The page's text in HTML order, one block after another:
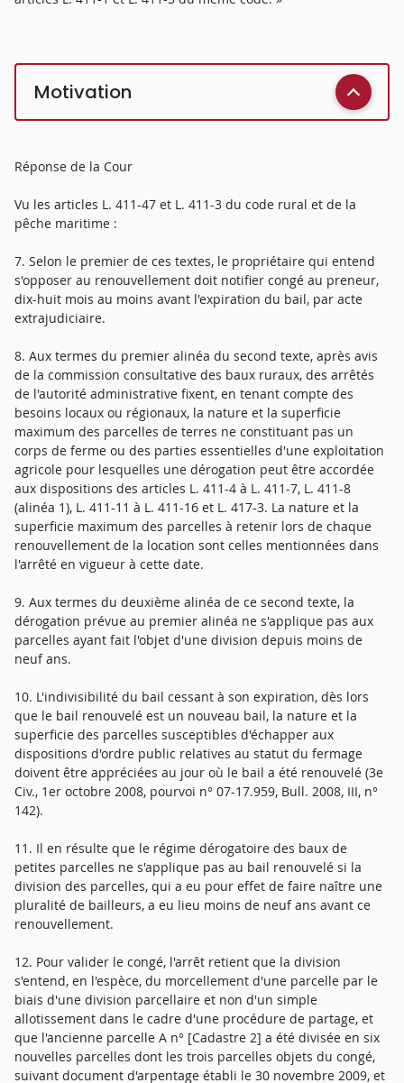
Motivation
Réponse de la Cour
Vu les articles L. 411-47 et L. 411-3 du code rural et de la
pêche maritime :
7. Selon le premier de ces textes, le propriétaire qui entend
s'opposer au renouvellement doit notifier congé au preneur,
dix-huit mois au moins avant l'expiration du bail, par acte
extrajudiciaire.
8. Aux termes du premier alinéa du second texte, après avis
de la commission consultative des baux ruraux, des arrêtés
de l'autorité administrative fixent, en tenant compte des
besoins locaux ou régionaux, la nature et la superficie
maximum des parcelles de terres ne constituant pas un
corps de ferme ou des parties essentielles d'une exploitation
agricole pour lesquelles une dérogation peut être accordée
aux dispositions des articles L. 411-4 à L. 411-7, L. 411-8
(alinéa 1), L. 411-11 à L. 411-16 et L. 417-3. La nature et la
superficie maximum des parcelles à retenir lors de chaque
renouvellement de la location sont celles mentionnées dans
l'arrêté en vigueur à cette date.
9. Aux termes du deuxième alinéa de ce second texte, la
dérogation prévue au premier alinéa ne s'applique pas aux
parcelles ayant fait l'objet d'une division depuis moins de
neuf ans.
10. L'indivisibilité du bail cessant à son expiration, dès lors
que le bail renouvelé est un nouveau bail, la nature et la
superficie des parcelles susceptibles d'échapper aux
dispositions d'ordre public relatives au statut du fermage
doivent être appréciées au jour où le bail a été renouvelé (3e
Civ., 1er octobre 2008, pourvoi n° 07-17.959, Bull. 2008, III, n°
142).
11. Il en résulte que le régime dérogatoire des baux de
petites parcelles ne s'applique pas au bail renouvelé si la
division des parcelles, qui a eu pour effet de faire naître une
pluralité de bailleurs, a eu lieu moins de neuf ans avant ce
renouvellement.
12. Pour valider le congé, l'arrêt retient que la division
s'entend, en l'espèce, du morcellement d'une parcelle par le
biais d'une division parcellaire et non d'un simple
allotissement dans le cadre d'une procédure de partage, et
que l'ancienne parcelle A n° [Cadastre 2] a été divisée en six
nouvelles parcelles dont les trois parcelles objets du congé,
suivant document d'arpentage établi le 30 novembre 2009, et